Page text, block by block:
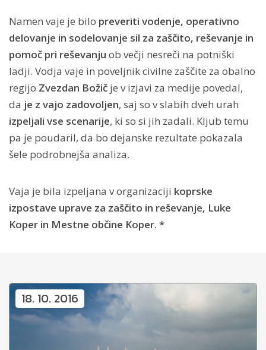
Namen vaje je bilo preveriti vodenje, operativno
delovanje in sodelovanje sil za zaščito, reševanje in
pomoč pri reševanju ob večji nesreči na potniški
ladji. Vodja vaje in poveljnik civilne zaščite za obalno
regijo Zvezdan Božič je v izjavi za medije povedal,
da je z vajo zadovoljen, saj so v slabih dveh urah
izpeljali vse scenarije, ki so si jih zadali. Kljub temu
pa je poudaril, da bo dejanske rezultate pokazala
šele podrobnejša analiza.
Vaja je bila izpeljana v organizaciji koprske
izpostave uprave za zaščito in reševanje, Luke
Koper in Mestne občine Koper. *
18. 10. 2016